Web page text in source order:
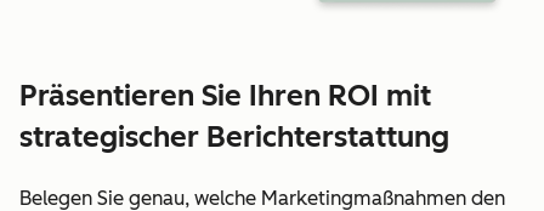
Präsentieren Sie Ihren ROI mit
strategischer Berichterstattung
Belegen Sie genau, welche Marketingmaßnahmen den